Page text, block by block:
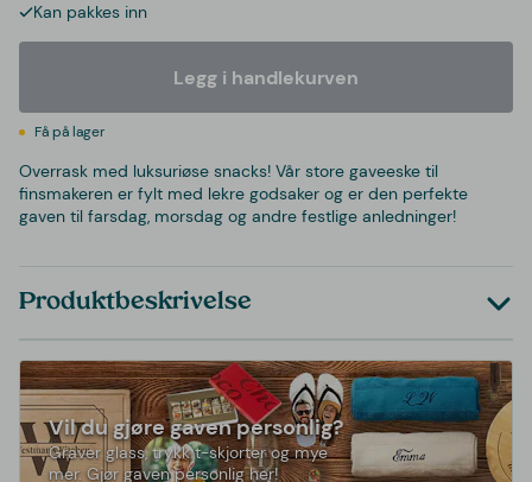
Kan pakkes inn
Legg i handlekurven
Få på lager
Overrask med luksuriøse snacks! Vår store gaveeske til
finsmakeren er fylt med lekre godsaker og er den perfekte
gaven til farsdag, morsdag og andre festlige anledninger!
Produktbeskrivelse
Vil du gjøre gaven personlig?
Graver glass, trykk t-skjorter og mye
mer. Gjør gaven personlig her!